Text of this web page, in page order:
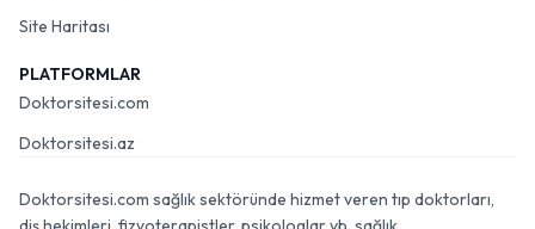
Site Haritası
PLATFORMLAR
Doktorsitesi.com
Doktorsitesi.az
Doktorsitesi.com sağlık sektöründe hizmet veren tıp doktorları,